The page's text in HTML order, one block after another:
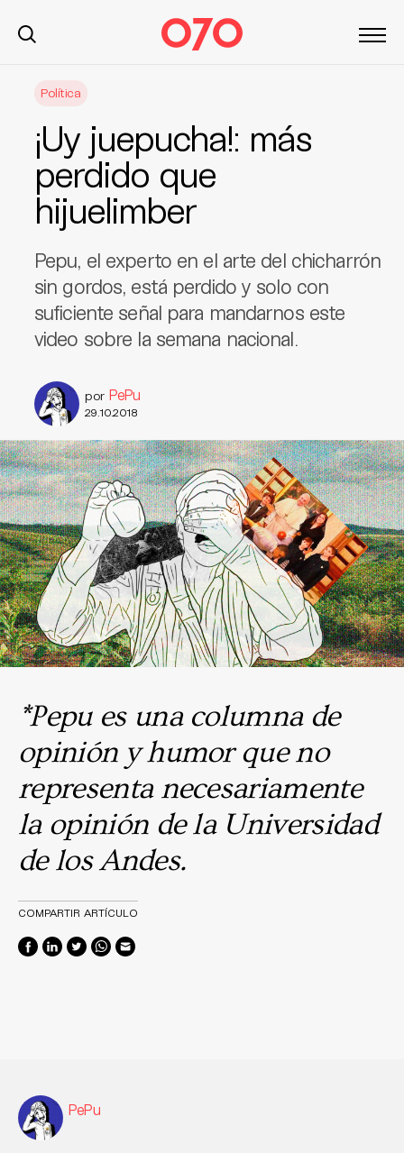
Política
¡Uy juepucha!: más
perdido que
hijuelimber
Pepu, el experto en el arte del chicharrón
sin gordos, está perdido y solo con
suficiente señal para mandarnos este
video sobre la semana nacional.
por PePu
29.10.2018
*Pepu es una columna de
opinión y humor que no
representa necesariamente
la opinión de la Universidad
de los Andes.
COMPARTIR ARTÍCULO
PePu